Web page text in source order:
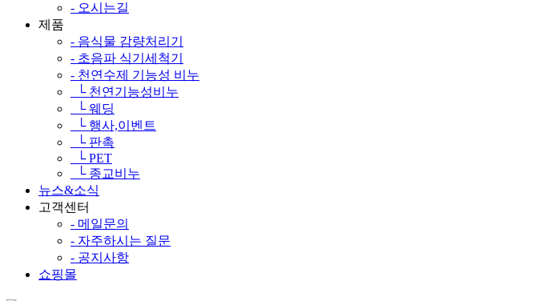
- 오시는길
제품
- 음식물 감량처리기
- 초음파 식기세척기
- 천연수제 기능성 비누
└ 천연기능성비누
└ 웨딩
└ 행사,이벤트
└ 판촉
└ PET
└ 종교비누
뉴스&소식
고객센터
- 메일문의
- 자주하시는 질문
- 공지사항
쇼핑몰